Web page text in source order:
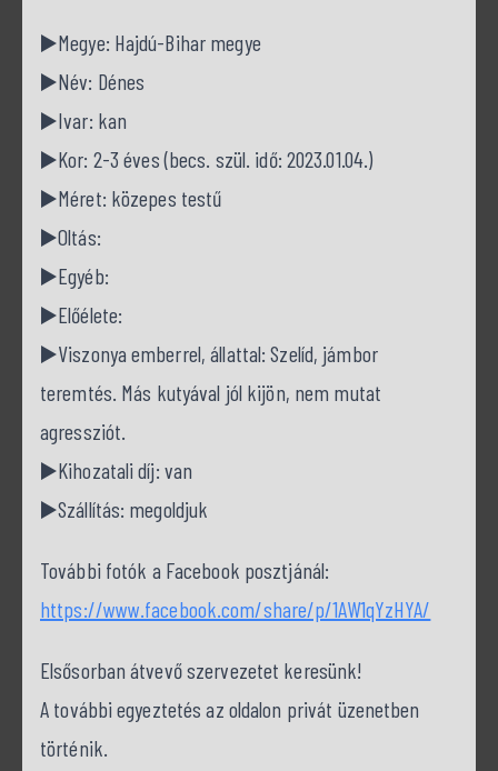
▶️Megye: Hajdú-Bihar megye
▶️Név: Dénes
▶️Ivar: kan
▶️Kor: 2-3 éves (becs. szül. idő: 2023.01.04.)
▶️Méret: közepes testű
▶️Oltás:
▶️Egyéb:
▶️Előélete:
▶️Viszonya emberrel, állattal: Szelíd, jámbor
teremtés. Más kutyával jól kijön, nem mutat
agressziót.
▶️Kihozatali díj: van
▶️Szállítás: megoldjuk
További fotók a Facebook posztjánál:
https://www.facebook.com/share/p/1AW1qYzHYA/
Elsősorban átvevő szervezetet keresünk!
A további egyeztetés az oldalon privát üzenetben
történik.